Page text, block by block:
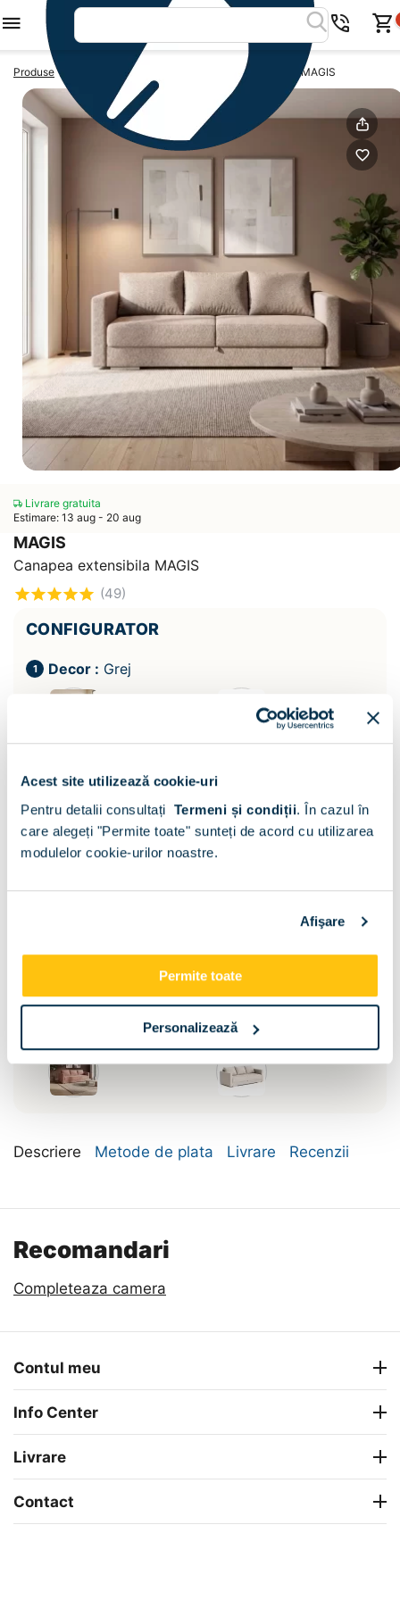
Acest site utilizează cookie-uri
Pentru detalii consultați Termeni și condiții. În cazul în
care alegeți "Permite toate" sunteți de acord cu utilizarea
modulelor cookie-urilor noastre.
Afişare
Permite toate
Personalizează
Produse Canapele extensibile Canapea extensibila MAGIS
Livrare gratuita
Estimare: 13 aug - 20 aug
MAGIS
Canapea extensibila MAGIS
(49)
CONFIGURATOR
Decor : Grej
Descriere Metode de plata Livrare Recenzii
Recomandari
Completeaza camera
Contul meu
Info Center
Livrare
Contact